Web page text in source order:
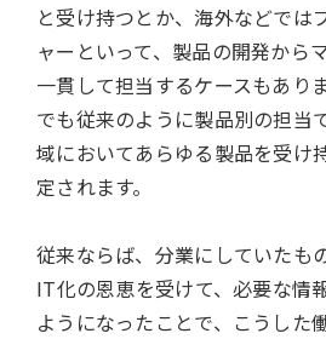
と受け持つとか、海外などでは
ャーといって、製品の開発から
一貫して担当するケースもあり
でも従来のように製品別の担当
域においてあらゆる製品を受け
定されます。
従来ならば、分業にしていたも
IT化の恩恵を受けて、必要な情
ようになったことで、こうした